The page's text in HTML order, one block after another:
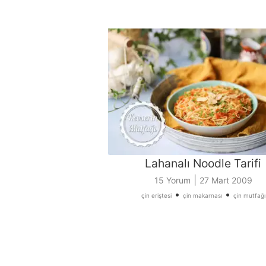
Lahanalı Noodle Tarifi
15 Yorum 27 Mart 2009
çin eriştesi• çin makarnası• çin mutfağı